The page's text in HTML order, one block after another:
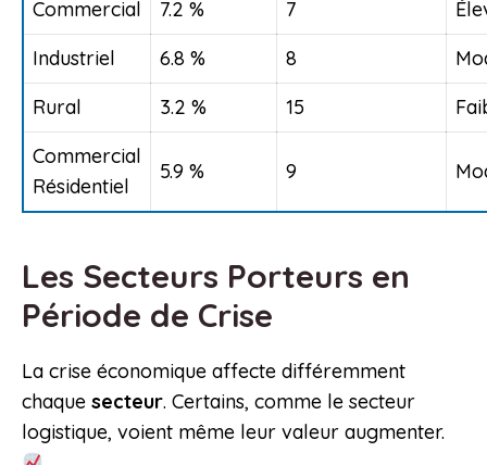
Commercial
7.2 % 7
Industriel
6.8 % 8
Rural
3.2 % 15
Commercial
Résidentiel
5.9 % 9
Les Secteurs Porteurs en
Période de Crise
La crise économique affecte différemment
chaque secteur. Certains, comme le secteur
logistique, voient même leur valeur augmenter.